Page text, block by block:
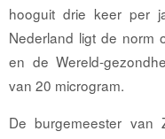
hooguit drie keer per
Nederland ligt de norm
en de Wereld-
van 20 microgram.
De burgemeester van